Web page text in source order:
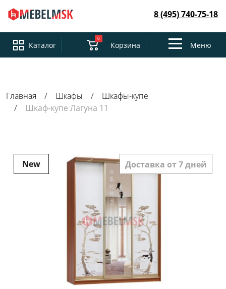
8 (495) 740-75-18
Каталог
0
Корзина
ToggleМеню
Главная Шкафы
Шкафы-купе
Шкаф-купе Лагуна 11
New Доставка от 7 дней